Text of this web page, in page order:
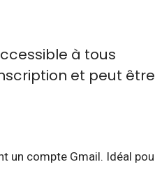
à tous
et peut
un compte Gmail. Idéal